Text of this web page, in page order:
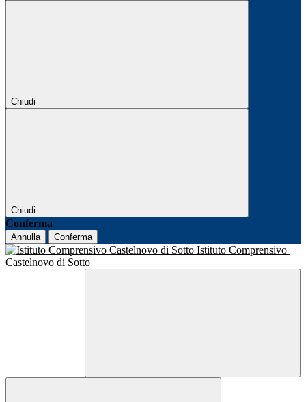
Chiudi
Chiudi
Conferma
Annulla Conferma
Istituto Comprensivo
Castelnovo di Sotto